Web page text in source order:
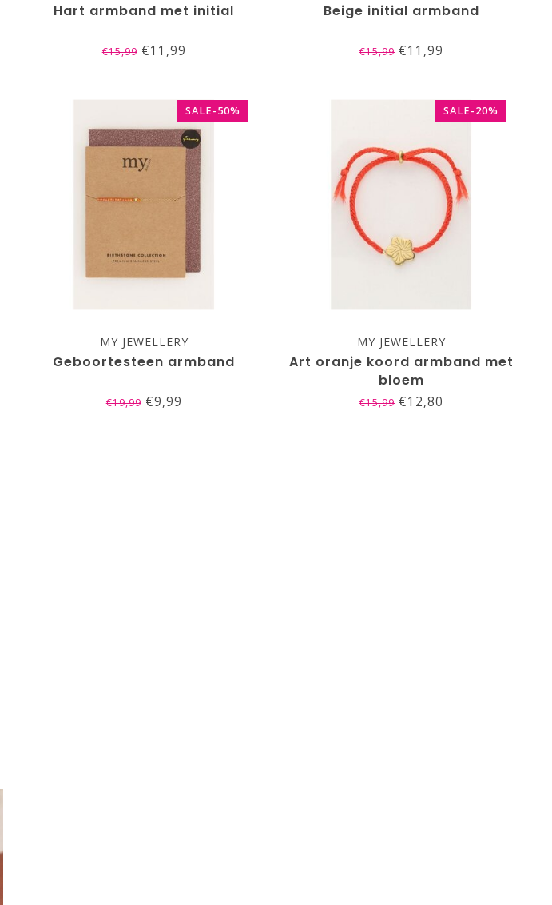
Hart armband met initial
€15,99€11,99
Beige initial armband
€15,99€11,99
SALE-50%
MY JEWELLERY
Geboortesteen armband
€19,99€9,99
SALE-20%
MY JEWELLERY
Art oranje koord armband met
bloem
€15,99€12,80